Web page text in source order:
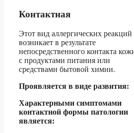
Контактная
Этот вид аллергических реакций
возникает в результате
непосредственного контакта
с продуктами питания или
средствами бытовой химии.
Проявляется в виде развития:
Характерными симптомами
контактной формы патологии
является: